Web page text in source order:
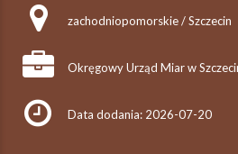
zachodniopomorskie / Szczecin
Okręgowy Urząd Miar w
Data dodania: 2026-07-20